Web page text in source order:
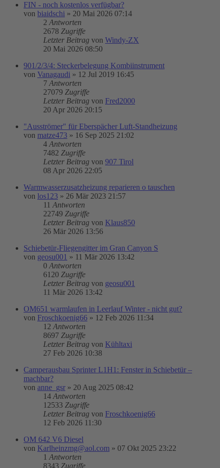
FIN - noch kostenlos verfügbar?
von biaidschi » 20 Mai 2026 07:14
2 Antworten
2678 Zugriffe
Letzter Beitrag von Windy-ZX
20 Mai 2026 08:50
901/2/3/4: Steckerbelegung Kombiinstrument
von Vanagaudi » 12 Jul 2019 16:45
7 Antworten
27079 Zugriffe
Letzter Beitrag von Fred2000
20 Apr 2026 20:15
"Ausströmer" für Eberspächer Luft-Standheizung
von matze473 » 16 Sep 2025 21:02
4 Antworten
7482 Zugriffe
Letzter Beitrag von 907 Tirol
08 Apr 2026 22:05
Warmwasserzusatzheizung reparieren o tauschen
von los123 » 26 Mär 2023 21:57
11 Antworten
22749 Zugriffe
Letzter Beitrag von Klaus850
26 Mär 2026 13:56
Schiebetür-Fliegengitter im Gran Canyon S
von geosu001 » 11 Mär 2026 13:42
0 Antworten
6120 Zugriffe
Letzter Beitrag von geosu001
11 Mär 2026 13:42
OM651 warmlaufen in Leerlauf Winter - nicht gut?
von Froschkoenig66 » 12 Feb 2026 11:34
12 Antworten
8697 Zugriffe
Letzter Beitrag von Kühltaxi
27 Feb 2026 10:38
Camperausbau Sprinter L1H1: Fenster in Schiebetür –
machbar?
von anne_gsr » 20 Aug 2025 08:42
14 Antworten
12533 Zugriffe
Letzter Beitrag von Froschkoenig66
12 Feb 2026 11:30
OM 642 V6 Diesel
von Karlheinzmg@aol.com » 07 Okt 2025 23:22
1 Antworten
8343 Zugriffe